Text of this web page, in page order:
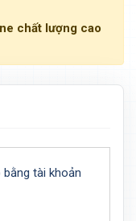
chất lượng cao
tài khoản